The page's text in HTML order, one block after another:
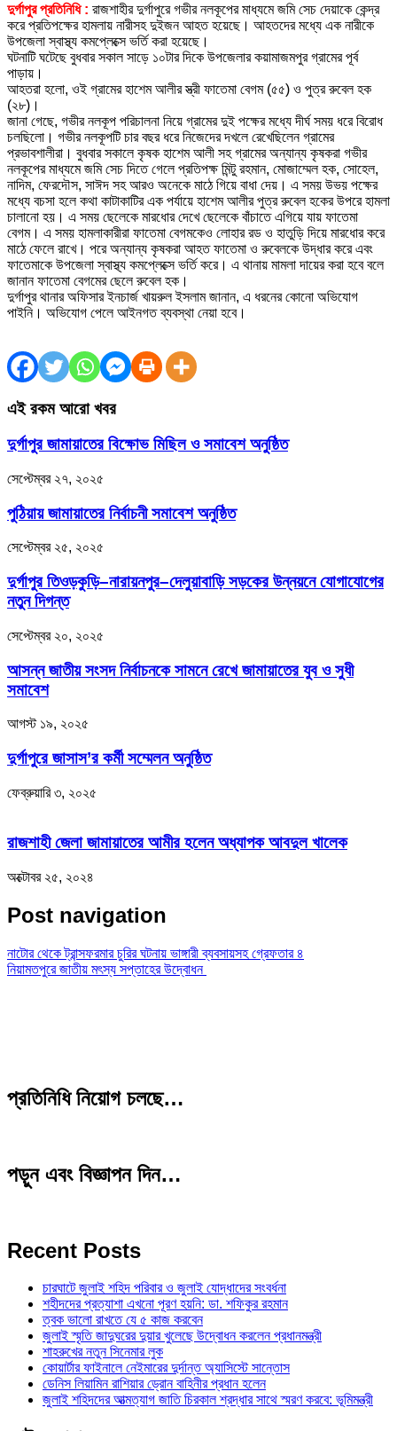
দুর্গাপুর প্রতিনিধি : রাজশাহীর দুর্গাপুরে গভীর নলকূপের মাধ্যমে জমি সেচ দেয়াকে কেন্দ্র
করে প্রতিপক্ষের হামলায় নারীসহ দুইজন আহত হয়েছে। আহতদের মধ্যে এক নারীকে
উপজেলা স্বাস্থ্য কমপ্লেক্সে ভর্তি করা হয়েছে।
ঘটনাটি ঘটেছে বুধবার সকাল সাড়ে ১০টার দিকে উপজেলার কয়ামাজমপুর গ্রামের পূর্ব
পাড়ায়।
আহতরা হলো, ওই গ্রামের হাশেম আলীর স্ত্রী ফাতেমা বেগম (৫৫) ও পুত্র রুবেল হক
(২৮)।
জানা গেছে, গভীর নলকূপ পরিচালনা নিয়ে গ্রামের দুই পক্ষের মধ্যে দীর্ঘ সময় ধরে বিরোধ
চলছিলো। গভীর নলকূপটি চার বছর ধরে নিজেদের দখলে রেখেছিলেন গ্রামের
প্রভাবশালীরা। বুধবার সকালে কৃষক হাশেম আলী সহ গ্রামের অন্যান্য কৃষকরা গভীর
নলকূপের মাধ্যমে জমি সেচ দিতে গেলে প্রতিপক্ষ মিন্টু রহমান, মোজাম্মেল হক, সোহেল,
নাদিম, ফেরদৌস, সাঈদ সহ আরও অনেকে মাঠে গিয়ে বাধা দেয়। এ সময় উভয় পক্ষের
মধ্যে বচসা হলে কথা কাটাকাটির এক পর্যায়ে হাশেম আলীর পুত্র রুবেল হকের উপরে হামলা
চালানো হয়। এ সময় ছেলেকে মারধোর দেখে ছেলেকে বাঁচাতে এগিয়ে যায় ফাতেমা
বেগম। এ সময় হামলাকারীরা ফাতেমা বেগমকেও লোহার রড ও হাতুড়ি দিয়ে মারধোর করে
মাঠে ফেলে রাখে। পরে অন্যান্য কৃষকরা আহত ফাতেমা ও রুবেলকে উদ্ধার করে এবং
ফাতেমাকে উপজেলা স্বাস্থ্য কমপ্লেক্সে ভর্তি করে। এ থানায় মামলা দায়ের করা হবে বলে
জানান ফাতেমা বেগমের ছেলে রুবেল হক।
দুর্গাপুর থানার অফিসার ইনচার্জ খায়রুল ইসলাম জানান, এ ধরনের কোনো অভিযোগ
পাইনি। অভিযোগ পেলে আইনগত ব্যবস্থা নেয়া হবে।
এই রকম আরো খবর
দুর্গাপুর জামায়াতের বিক্ষোভ মিছিল ও সমাবেশ অনুষ্ঠিত
সেপ্টেম্বর ২৭, ২০২৫
পুঠিয়ায় জামায়াতের নির্বাচনী সমাবেশ অনুষ্ঠিত
সেপ্টেম্বর ২৫, ২০২৫
দুর্গাপুর তিওড়কুড়ি–নারায়নপুর–দেলুয়াবাড়ি সড়কের উন্নয়নে যোগাযোগের
নতুন দিগন্ত
সেপ্টেম্বর ২০, ২০২৫
আসন্ন জাতীয় সংসদ নির্বাচনকে সামনে রেখে জামায়াতের যুব ও সুধী
সমাবেশ
আগস্ট ১৯, ২০২৫
দুর্গাপুরে জাসাস’র কর্মী সম্মেলন অনুষ্ঠিত
ফেব্রুয়ারি ৩, ২০২৫
রাজশাহী জেলা জামায়াতের আমীর হলেন অধ্যাপক আবদুল খালেক
অক্টোবর ২৫, ২০২৪
Post navigation
নাটোর থেকে ট্রান্সফরমার চুরির ঘটনায় ভাঙ্গারী ব্যবসায়সহ গ্রেফতার ৪
নিয়ামতপুরে জাতীয় মৎস্য সপ্তাহের উদ্বোধন
প্রতিনিধি নিয়োগ চলছে…
পড়ুন এবং বিজ্ঞাপন দিন…
Recent Posts
চারঘাটে জুলাই শহিদ পরিবার ও জুলাই যোদ্ধাদের সংবর্ধনা
শহীদদের প্রত্যাশা এখনো পূরণ হয়নি: ডা. শফিকুর রহমান
ত্বক ভালো রাখতে যে ৫ কাজ করবেন
জুলাই স্মৃতি জাদুঘরের দুয়ার খুলেছে উদ্বোধন করলেন প্রধানমন্ত্রী
শাহরুখের নতুন সিনেমার লুক
কোয়ার্টার ফাইনালে নেইমারের দুর্দান্ত অ্যাসিস্টে সান্তোস
ডেনিস লিয়ামিন রাশিয়ার ড্রোন বাহিনীর প্রধান হলেন
জুলাই শহিদদের আত্মত্যাগ জাতি চিরকাল শ্রদ্ধার সাথে স্মরণ করবে: ভূমিমন্ত্রী